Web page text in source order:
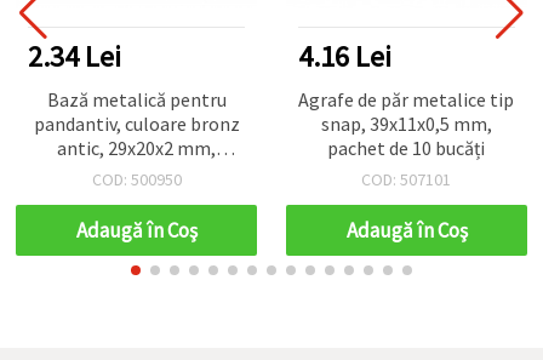
2.34 Lei
Bază metalică pentru
pandantiv, culoare bronz
antic, 29x20x2 mm,
montură cabochon 13x18
COD: 500950
Adaugă în Coş
4.16 Lei
Agrafe de păr metalice tip
snap, 39x11x0,5 mm,
pachet de 10 bucăți
COD: 507101
Adaugă în Coş